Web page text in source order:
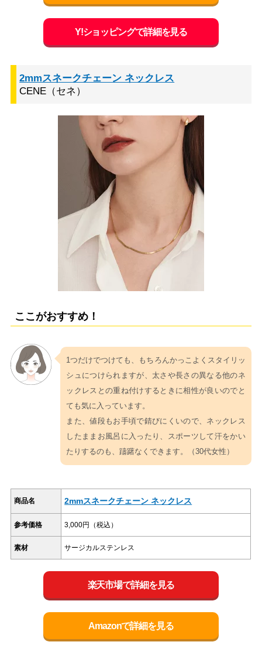
Y!ショッピングで詳細を見る
2mmスネークチェーン ネックレス
CENE（セネ）
ここがおすすめ！
1つだけでつけても、もちろんかっこよくスタイリッ
シュにつけられますが、太さや長さの異なる他のネ
ックレスとの重ね付けするときに相性が良いのでと
ても気に入っています。
また、値段もお手頃で錆びにくいので、ネックレス
したままお風呂に入ったり、スポーツして汗をかい
たりするのも、躊躇なくできます。（30代女性）
商品名 2mmスネークチェーン ネックレス
参考価格 3,000円（税込）
素材 サージカルステンレス
楽天市場で詳細を見る
Amazonで詳細を見る